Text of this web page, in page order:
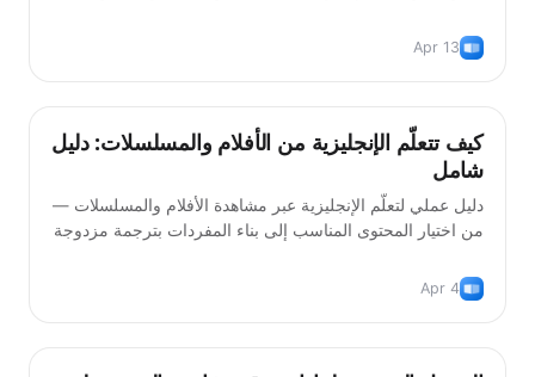
Apr 13
أساليب التعلّم
كيف تتعلّم الإنجليزية من الأفلام والمسلسلات: دليل
شامل
دليل عملي لتعلّم الإنجليزية عبر مشاهدة الأفلام والمسلسلات —
من اختيار المحتوى المناسب إلى بناء المفردات بترجمة مزدوجة
Apr 4